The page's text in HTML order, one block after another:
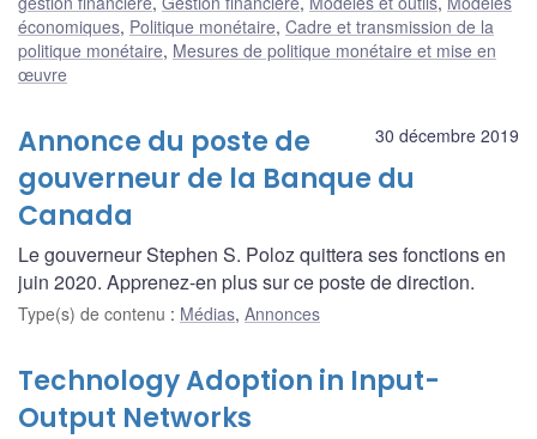
économiques, Politique monétaire, Cadre et transmission de la
politique monétaire, Mesures de politique monétaire et mise en
œuvre
30 décembre 2019
Annonce du poste de
gouverneur de la Banque du
Canada
Le gouverneur Stephen S. Poloz quittera ses fonctions en
juin 2020. Apprenez-en plus sur ce poste de direction.
Type(s) de contenu : Médias, Annonces
Technology Adoption in Input-
Output Networks